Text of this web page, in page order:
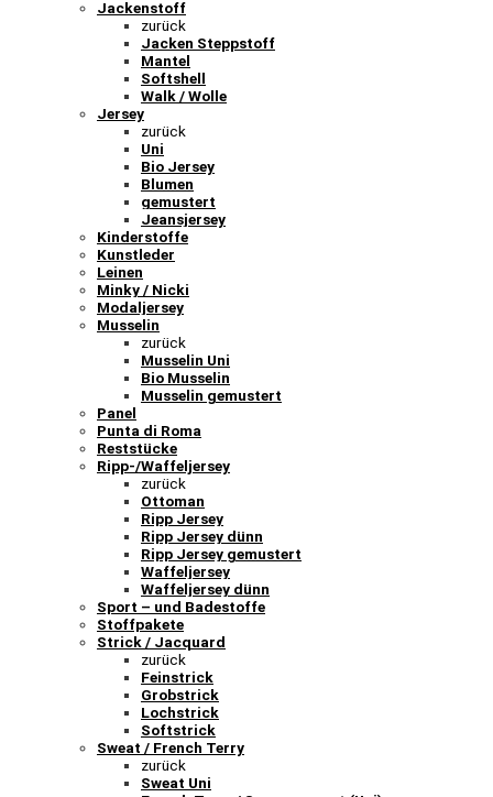
Jackenstoff
zurück
Jacken Steppstoff
Mantel
Softshell
Walk / Wolle
Jersey
zurück
Uni
Bio Jersey
Blumen
gemustert
Jeansjersey
Kinderstoffe
Kunstleder
Leinen
Minky / Nicki
Modaljersey
Musselin
zurück
Musselin Uni
Bio Musselin
Musselin gemustert
Panel
Punta di Roma
Reststücke
Ripp-/Waffeljersey
zurück
Ottoman
Ripp Jersey
Ripp Jersey dünn
Ripp Jersey gemustert
Waffeljersey
Waffeljersey dünn
Sport – und Badestoffe
Stoffpakete
Strick / Jacquard
zurück
Feinstrick
Grobstrick
Lochstrick
Softstrick
Sweat / French Terry
zurück
Sweat Uni